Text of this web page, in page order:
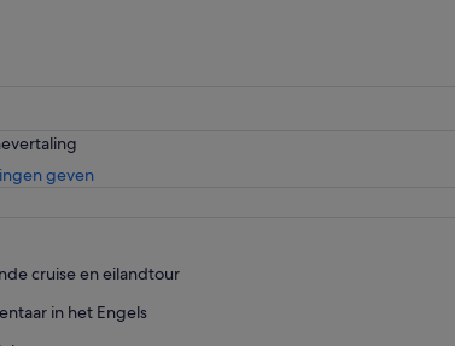
gevenOpent
cruise en eilandtour
in het Engels